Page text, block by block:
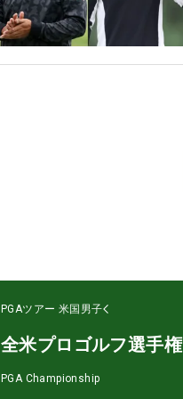
PGAツアー 米国男子
全米プロゴルフ選手権
PGA Championship